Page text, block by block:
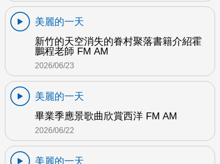
美麗的一天
新竹的天空消失的眷村聚落書籍介紹霍
鵬程老師 FM AM
2026/06/23
美麗的一天
畢業季應景歌曲欣賞西洋 FM AM
2026/06/22
美麗的一天